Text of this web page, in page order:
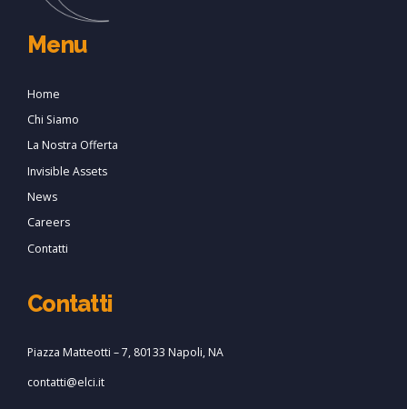
Menu
Home
Chi Siamo
La Nostra Offerta
Invisible Assets
News
Careers
Contatti
Contatti
Piazza Matteotti – 7, 80133 Napoli, NA
contatti@elci.it